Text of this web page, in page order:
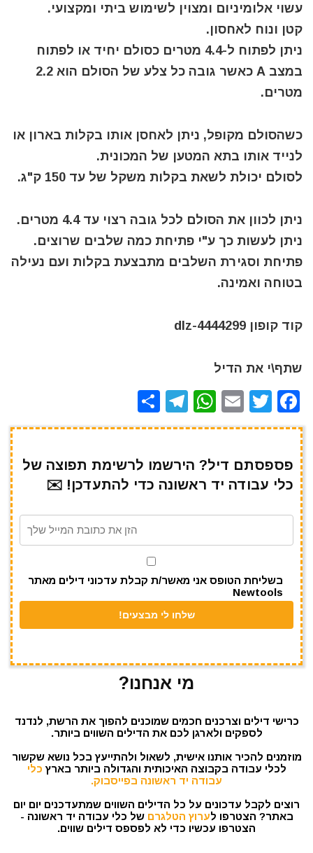
עשוי אלומיניום ומצוין לשימוש ביתי ומקצועי.
קטן ונוח לאחסון.
ניתן לפתוח ל-4.4 מטרים כסולם יחיד או לפתוח
במצב A כאשר גובה כל צלע של הסולם הוא 2.2
מטרים.
כשהסולם מקופל, ניתן לאחסן אותו בקלות בארון או
לנייד אותו בתא המטען של המכונית.
לסולם יכולת לשאת בקלות משקל של עד 150 ק"ג.
ניתן לכוון את הסולם לכל גובה רצוי עד 4.4 מטרים.
ניתן לעשות כך ע"י פתיחת כמה שלבים שרוצים.
פתיחת וסגירת השלבים מתבצעת בקלות ועם נעילה
בטוחה ואמינה.
קוד קופון dlz-4444299
שתף\י את הדיל
F
a
e
b
o
T
w
te
r
E
m
l
W
h
s
A
p
T
el
gr
a
m
h
e
פספסתם דיל? הירשמו לרשימת תפוצה של
כלי עבודה יד ראשונה כדי להתעדכן! ✉️
בשליחת הטופס אני מאשר/ת קבלת עדכוני דילים מאתר
Newtools
מי אנחנו?
כרישי דילים וצרכנים חכמים שמוכנים להפוך את הרשת, לנדנד
לספקים ולארגן לכם את הדילים השווים ביותר.
מוזמנים להכיר אותנו אישית, לשאול ולהתייעץ בכל נושא שקשור
לכלי עבודה בקבוצה האיכותית והגדולה ביותר בארץ כלי
עבודה יד ראשונה בפייסבוק.
רוצים לקבל עדכונים על כל הדילים השווים שמתעדכנים יום יום
באתר? הצטרפו לערוץ הטלגרם של כלי עבודה יד ראשונה -
הצטרפו עכשיו כדי לא לפספס דילים שווים.